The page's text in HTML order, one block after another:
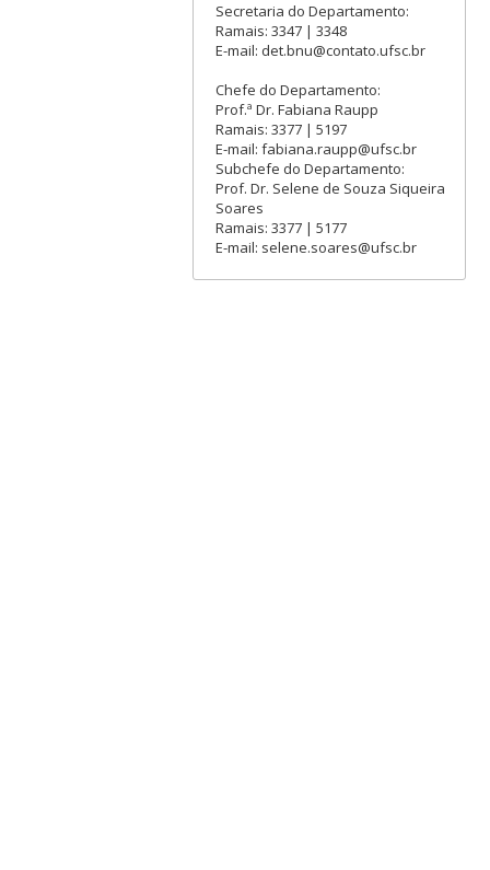
Secretaria do Departamento:
Ramais: 3347 | 3348
E-mail: det.bnu@contato.ufsc.br
Chefe do Departamento:
Prof.ª Dr. Fabiana Raupp
Ramais: 3377 | 5197
E-mail: fabiana.raupp@ufsc.br
Subchefe do Departamento:
Prof. Dr. Selene de Souza Siqueira
Soares
Ramais: 3377 | 5177
E-mail: selene.soares@ufsc.br